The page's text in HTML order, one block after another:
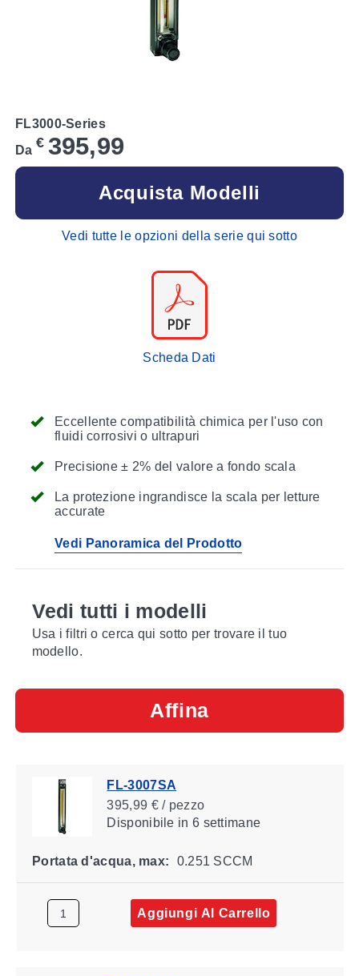
Eccellente compatibilità chimica per l'uso con
fluidi corrosivi o ultrapuri
Precisione ± 2% del valore a fondo scala
La protezione ingrandisce la scala per letture
accurate
Vedi Panoramica del Prodotto
FL3000-Series
Da € 395,99
Acquista Modelli
Vedi tutte le opzioni della serie qui sotto
Scheda Dati
Vedi tutti i modelli
Usa i filtri o cerca qui sotto per trovare il tuo
modello.
Affina
FL-3007SA
395,99 € / pezzo
Disponibile in 6 settimane
Portata d'acqua, max: 0.251 SCCM
Aggiungi Al Carrello